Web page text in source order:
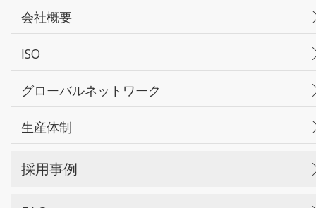
会社概要
ISO
グローバルネットワーク
生産体制
採用事例